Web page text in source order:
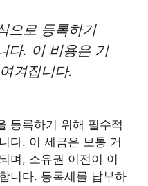
으로 등록하기
다. 이 비용은 기
겨집니다.
등록하기 위해 필수적
다. 이 세금은 보통 거
며, 소유권 이전이 이
니다. 등록세를 납부하